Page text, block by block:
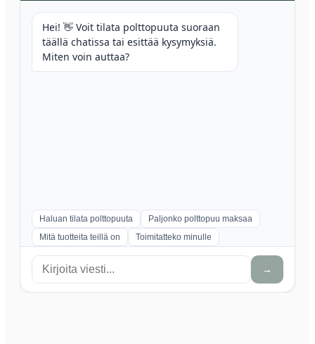
Hei! 👋 Voit tilata polttopuuta suoraan
täällä chatissa tai esittää kysymyksiä.
Miten voin auttaa?
Haluan tilata polttopuuta
Paljonko polttopuu maksaa
Mitä tuotteita teillä on
Toimitatteko minulle
→